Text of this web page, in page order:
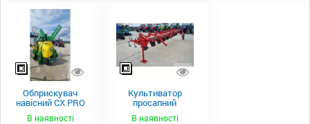
Обприскувач
навісний CX PRO
В наявності
Культиватор
просапний
КПН-5,6-05
В наявності